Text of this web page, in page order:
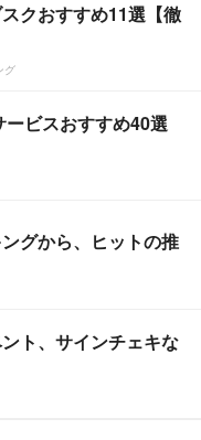
クおすすめ11選【徹
グ
ビスおすすめ40選
グから、ヒットの推
ト、サインチェキな